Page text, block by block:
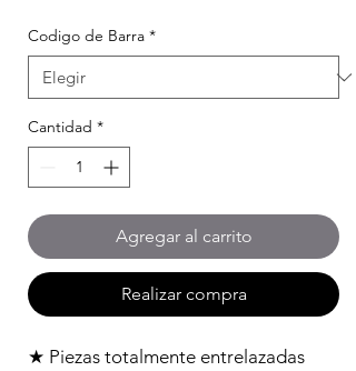
Codigo de Barra *
Cantidad *
Agregar al carrito
Realizar compra
★ Piezas totalmente entrelazadas